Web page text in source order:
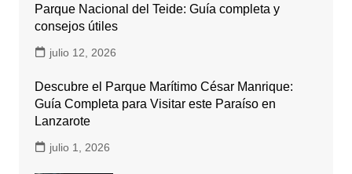
Parque Nacional del Teide: Guía completa y
consejos útiles
julio 12, 2026
Descubre el Parque Marítimo César Manrique:
Guía Completa para Visitar este Paraíso en
Lanzarote
julio 1, 2026